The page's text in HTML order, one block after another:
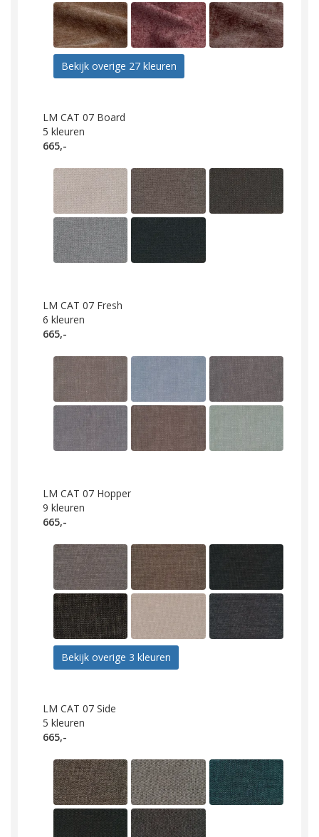
Bekijk overige 27 kleuren
LM CAT 07 Board
5 kleuren
665,-
LM CAT 07 Fresh
6 kleuren
665,-
LM CAT 07 Hopper
9 kleuren
665,-
Bekijk overige 3 kleuren
LM CAT 07 Side
5 kleuren
665,-